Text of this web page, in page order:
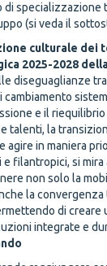
di
(si veda il
culturale
2025-2028
diseguaglianze
cambiamento
e il
talenti, la
agire in maniera
filantropici, si
non solo la
la
di
integrate e